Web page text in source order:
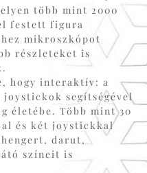
több mint 2000
festett figura
mikroszkópot
részleteket is
hogy interaktív: a
joystickok segítségével
életébe. Több mint 30
és két joystickkal
darut,
színeit is